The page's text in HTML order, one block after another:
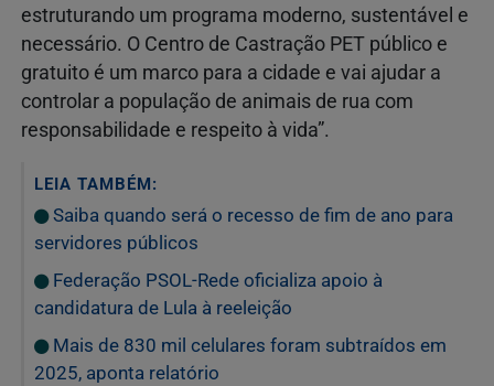
estruturando um programa moderno, sustentável e
necessário. O Centro de Castração PET público e
gratuito é um marco para a cidade e vai ajudar a
controlar a população de animais de rua com
responsabilidade e respeito à vida”.
LEIA TAMBÉM:
Saiba quando será o recesso de fim de ano para
servidores públicos
Federação PSOL-Rede oficializa apoio à
candidatura de Lula à reeleição
Mais de 830 mil celulares foram subtraídos em
2025, aponta relatório